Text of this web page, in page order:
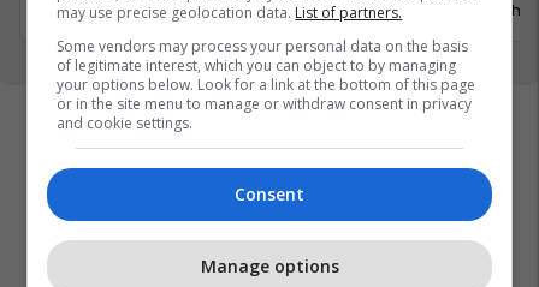
29 Gusht
may use precise geolocation data. List of partners.
Some vendors may process your personal data on the basis
of legitimate interest, which you can object to by managing
your options below. Look for a link at the bottom of this page
or in the site menu to manage or withdraw consent in privacy
and cookie settings.
Consent
Manage options